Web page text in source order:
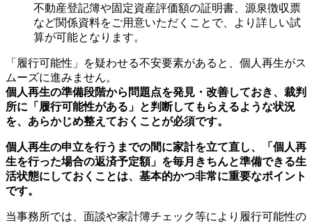
不動産登記簿や固定資産評価額の証明書、源泉徴収票
など関係資料をご用意いただくことで、より詳しい試
算が可能となります。
「履行可能性」を疑わせる不安要素があると、個人再生がス
ムーズに進みません。
個人再生の準備段階から問題点を発見・改善しておき、裁判
所に「履行可能性がある」と判断してもらえるような状況
を、あらかじめ整えておくことが必須です。
個人再生の申立を行うまでの間に家計を立て直し、「個人再
生を行った場合の返済予定額」を毎月きちんと準備できる生
活状態にしておくことは、基本的かつ非常に重要なポイント
です。
当事務所では、面談や家計簿チェック等により履行可能性の